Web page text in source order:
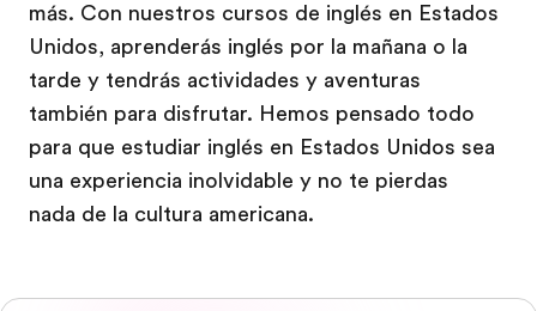
más. Con nuestros cursos de inglés en Estados
Unidos, aprenderás inglés por la mañana o la
tarde y tendrás actividades y aventuras
también para disfrutar. Hemos pensado todo
para que estudiar inglés en Estados Unidos sea
una experiencia inolvidable y no te pierdas
nada de la cultura americana.